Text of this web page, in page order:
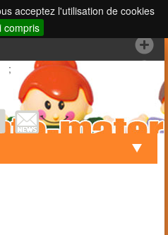
acceptez l'utilisation de cookies
compris
;